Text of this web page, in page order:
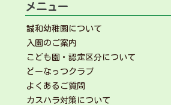
メニュー
誠和幼稚園について
入園のご案内
こども園・認定区分について
どーなっつクラブ
よくあるご質問
カスハラ対策について